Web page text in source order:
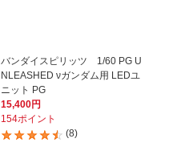
バンダイスピリッツ 1/60 PG U
NLEASHED νガンダム用 LEDユ
ニット PG
15,400円
154ポイント
(8)